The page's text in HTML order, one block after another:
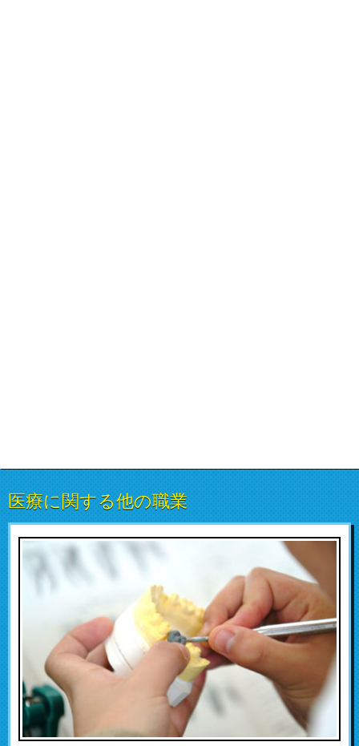
医療に関する他の職業